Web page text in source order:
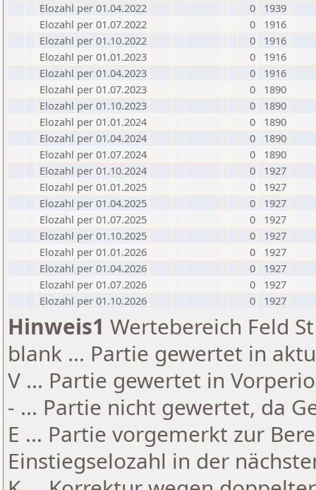
Elozahl per 01.04.2022
0
1939
Elozahl per 01.07.2022
0
1916
Elozahl per 01.10.2022
0
1916
Elozahl per 01.01.2023
0
1916
Elozahl per 01.04.2023
0
1916
Elozahl per 01.07.2023
0
1890
Elozahl per 01.10.2023
0
1890
Elozahl per 01.01.2024
0
1890
Elozahl per 01.04.2024
0
1890
Elozahl per 01.07.2024
0
1890
Elozahl per 01.10.2024
0
1927
Elozahl per 01.01.2025
0
1927
Elozahl per 01.04.2025
0
1927
Elozahl per 01.07.2025
0
1927
Elozahl per 01.10.2025
0
1927
Elozahl per 01.01.2026
0
1927
Elozahl per 01.04.2026
0
1927
Elozahl per 01.07.2026
0
1927
Elozahl per 01.10.2026
0 1927
Hinweis1 Wertebereich Feld
blank ... Partie gewertet in
V ... Partie gewertet in
- ... Partie nicht gewertet, da
E ... Partie vorgemerkt zur
Einstiegselozahl in der